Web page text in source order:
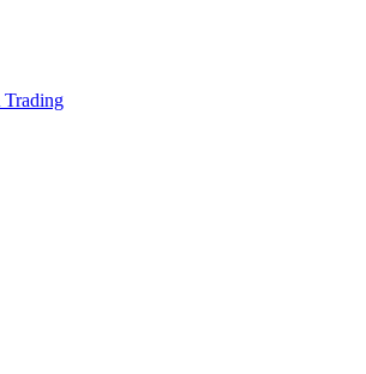
Trading